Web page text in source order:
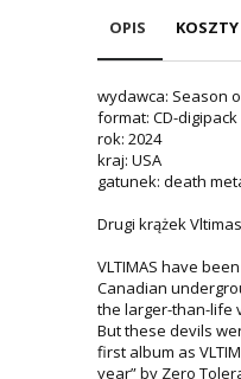
OPIS
wydawca: Season
format: CD-digipack
rok: 2024
kraj: USA
gatunek: death
Drugi krążek
VLTIMAS have
Canadian
the larger-than-life
But these devils
first album as
year” by Zero